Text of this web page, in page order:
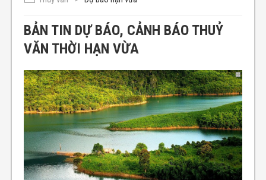
BẢN TIN DỰ BÁO, CẢNH BÁO THUỶ
VĂN THỜI HẠN VỪA